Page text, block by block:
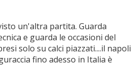
un'altra partita. Guarda
e guarda le occasioni del
solo su calci piazzati....il napoli
fino adesso in Italia è